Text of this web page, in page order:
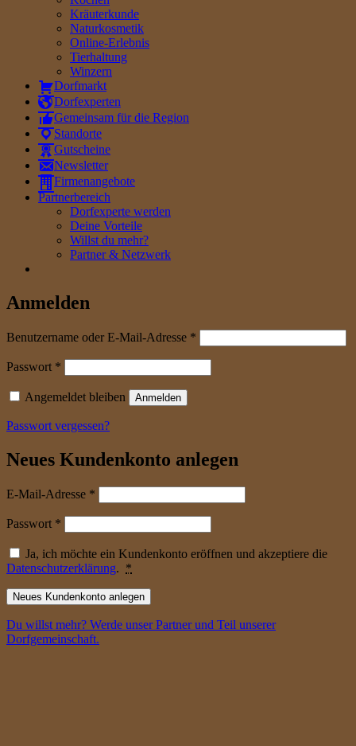
Kräuterkunde
Naturkosmetik
Online-Erlebnis
Tierhaltung
Winzern
Dorfmarkt
Dorfexperten
Gemeinsam für die Region
Standorte
Gutscheine
Newsletter
Firmenangebote
Partnerbereich
Dorfexperte werden
Deine Vorteile
Willst du mehr?
Partner & Netzwerk
Anmelden
Benutzername oder E-Mail-Adresse *
Passwort *
Angemeldet bleiben Anmelden
Passwort vergessen?
Neues Kundenkonto anlegen
E-Mail-Adresse *
Passwort *
Ja, ich möchte ein Kundenkonto eröffnen und akzeptiere die
Datenschutzerklärung. *
Neues Kundenkonto anlegen
Du willst mehr? Werde unser Partner und Teil unserer
Dorfgemeinschaft.